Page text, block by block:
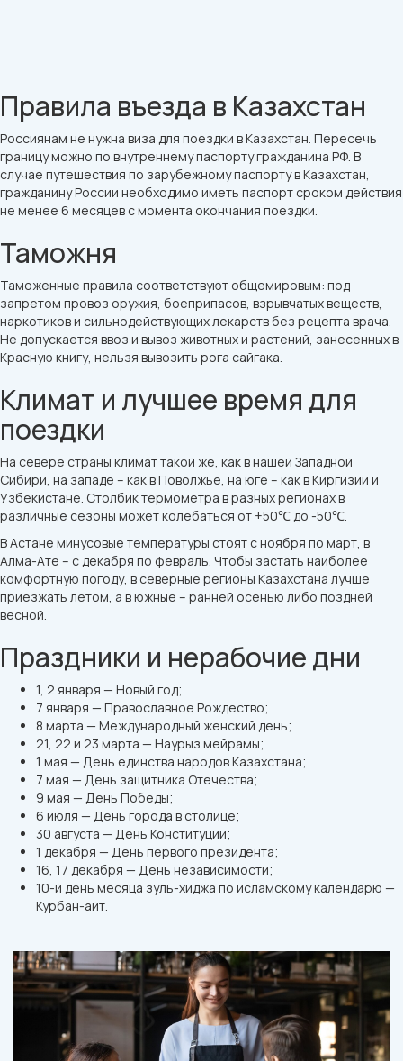
Правила въезда в Казахстан
Россиянам не нужна виза для поездки в Казахстан. Пересечь
границу можно по внутреннему паспорту гражданина РФ. В
случае путешествия по зарубежному паспорту в Казахстан,
гражданину России необходимо иметь паспорт сроком действия
не менее 6 месяцев с момента окончания поездки.
Таможня
Таможенные правила соответствуют общемировым: под
запретом провоз оружия, боеприпасов, взрывчатых веществ,
наркотиков и сильнодействующих лекарств без рецепта врача.
Не допускается ввоз и вывоз животных и растений, занесенных в
Красную книгу, нельзя вывозить рога сайгака.
Климат и лучшее время для
поездки
На севере страны климат такой же, как в нашей Западной
Сибири, на западе – как в Поволжье, на юге – как в Киргизии и
Узбекистане. Столбик термометра в разных регионах в
различные сезоны может колебаться от +50℃ до -50℃.
В Астане минусовые температуры стоят с ноября по март, в
Алма-Ате – с декабря по февраль. Чтобы застать наиболее
комфортную погоду, в северные регионы Казахстана лучше
приезжать летом, а в южные – ранней осенью либо поздней
весной.
Праздники и нерабочие дни
1, 2 января — Новый год;
7 января — Православное Рождество;
8 марта — Международный женский день;
21, 22 и 23 марта — Наурыз мейрамы;
1 мая — День единства народов Казахстана;
7 мая — День защитника Отечества;
9 мая — День Победы;
6 июля — День города в столице;
30 августа — День Конституции;
1 декабря — День первого президента;
16, 17 декабря — День независимости;
10-й день месяца зуль-хиджа по исламскому календарю —
Курбан-айт.